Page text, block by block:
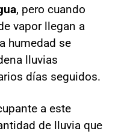
, pero cuando
vapor llegan a
humedad se
lluvias
días seguidos.
a este
de lluvia que